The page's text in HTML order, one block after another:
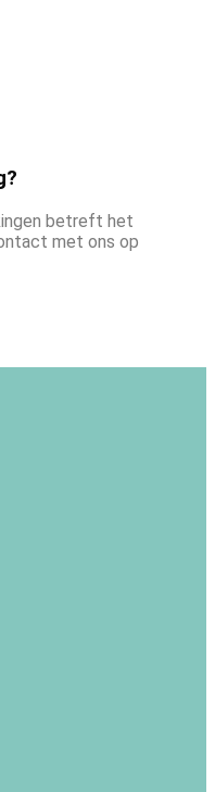
betreft het
met ons op